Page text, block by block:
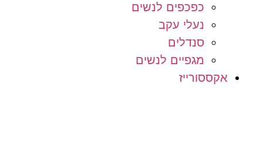
כפכפים לנשים
נעלי עקב
סנדלים
מגפיים לנשים
אקססורייז